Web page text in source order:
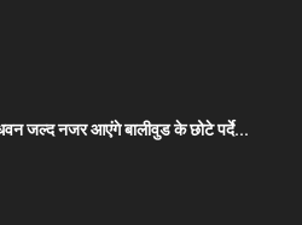
जल्द नजर आएंगे बालीवुड के छोटे पर्दे...